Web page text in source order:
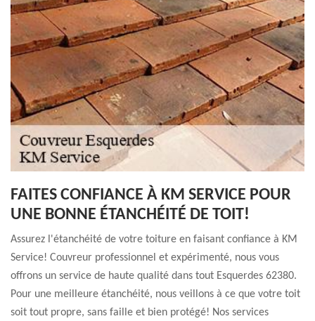
FAITES CONFIANCE À KM SERVICE POUR
UNE BONNE ÉTANCHÉITÉ DE TOIT!
Assurez l'étanchéité de votre toiture en faisant confiance à KM
Service! Couvreur professionnel et expérimenté, nous vous
offrons un service de haute qualité dans tout Esquerdes 62380.
Pour une meilleure étanchéité, nous veillons à ce que votre toit
soit tout propre, sans faille et bien protégé! Nos services